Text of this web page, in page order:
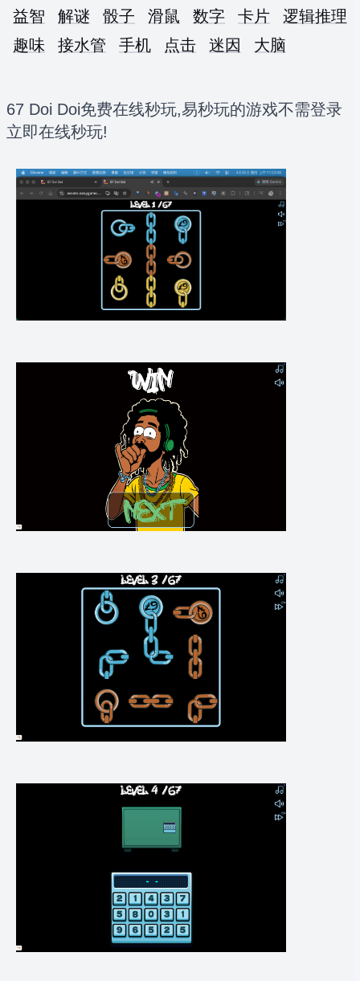
益智
解谜 骰子 滑鼠 数字 卡片
逻辑推理
趣味
接水管 手机 点击 迷因 大脑
67 Doi Doi免费在线秒玩,易秒玩的游戏不需登录
立即在线秒玩!